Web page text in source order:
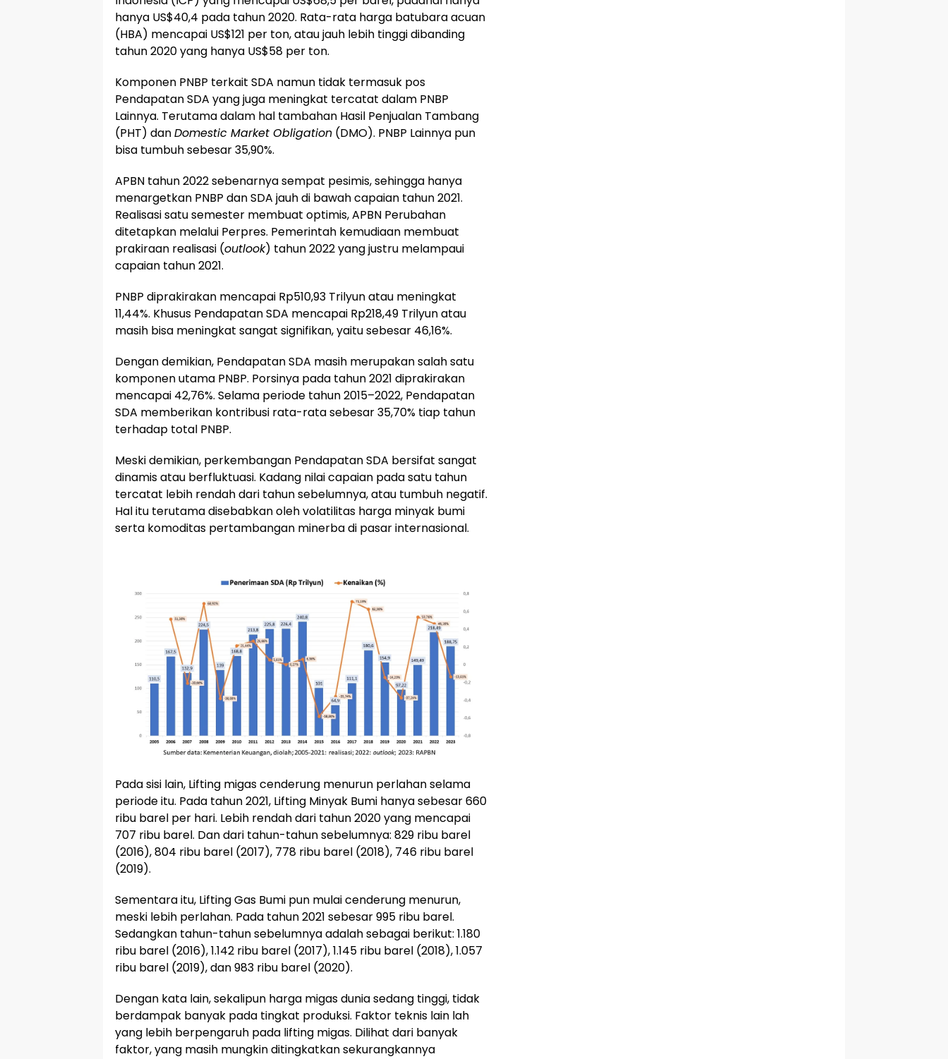
hanya US$40,4 pada tahun 2020. Rata-rata harga batubara acuan
(HBA) mencapai US$121 per ton, atau jauh lebih tinggi dibanding
tahun 2020 yang hanya US$58 per ton.
Komponen PNBP terkait SDA namun tidak termasuk pos
Pendapatan SDA yang juga meningkat tercatat dalam PNBP
Lainnya. Terutama dalam hal tambahan Hasil Penjualan Tambang
(PHT) danDomestic Market Obligation (DMO). PNBP Lainnya pun
bisa tumbuh sebesar 35,90%.
APBN tahun 2022 sebenarnya sempat pesimis, sehingga hanya
menargetkan PNBP dan SDA jauh di bawah capaian tahun 2021.
Realisasi satu semester membuat optimis, APBN Perubahan
ditetapkan melalui Perpres. Pemerintah kemudiaan membuat
prakiraan realisasi (outlook) tahun 2022 yang justru melampaui
capaian tahun 2021.
PNBP diprakirakan mencapai Rp510,93 Trilyun atau meningkat
11,44%. Khusus Pendapatan SDA mencapai Rp218,49 Trilyun atau
masih bisa meningkat sangat signifikan, yaitu sebesar 46,16%.
Dengan demikian, Pendapatan SDA masih merupakan salah satu
komponen utama PNBP. Porsinya pada tahun 2021 diprakirakan
mencapai 42,76%. Selama periode tahun 2015–2022, Pendapatan
SDA memberikan kontribusi rata-rata sebesar 35,70% tiap tahun
terhadap total PNBP.
Meski demikian, perkembangan Pendapatan SDA bersifat sangat
dinamis atau berfluktuasi. Kadang nilai capaian pada satu tahun
tercatat lebih rendah dari tahun sebelumnya, atau tumbuh negatif.
Hal itu terutama disebabkan oleh volatilitas harga minyak bumi
serta komoditas pertambangan minerba di pasar internasional.
Pada sisi lain, Lifting migas cenderung menurun perlahan selama
periode itu. Pada tahun 2021, Lifting Minyak Bumi hanya sebesar 660
ribu barel per hari. Lebih rendah dari tahun 2020 yang mencapai
707 ribu barel. Dan dari tahun-tahun sebelumnya: 829 ribu barel
(2016), 804 ribu barel (2017), 778 ribu barel (2018), 746 ribu barel
(2019).
Sementara itu, Lifting Gas Bumi pun mulai cenderung menurun,
meski lebih perlahan. Pada tahun 2021 sebesar 995 ribu barel.
Sedangkan tahun-tahun sebelumnya adalah sebagai berikut: 1.180
ribu barel (2016), 1.142 ribu barel (2017), 1.145 ribu barel (2018), 1.057
ribu barel (2019), dan 983 ribu barel (2020).
Dengan kata lain, sekalipun harga migas dunia sedang tinggi, tidak
berdampak banyak pada tingkat produksi. Faktor teknis lain lah
yang lebih berpengaruh pada lifting migas. Dilihat dari banyak
faktor, yang masih mungkin ditingkatkan sekurangkannya